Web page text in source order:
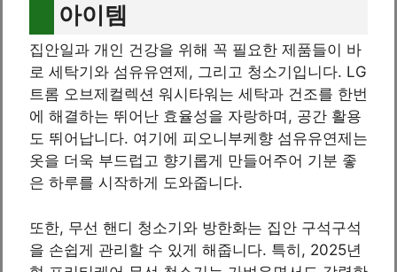
아이템
집안일과 개인 건강을 위해 꼭 필요한 제품들이 바
로 세탁기와 섬유유연제, 그리고 청소기입니다. LG
트롬 오브제컬렉션 워시타워는 세탁과 건조를 한번
에 해결하는 뛰어난 효율성을 자랑하며, 공간 활용
도 뛰어납니다. 여기에 피오니부케향 섬유유연제는
옷을 더욱 부드럽고 향기롭게 만들어주어 기분 좋
은 하루를 시작하게 도와줍니다.
또한, 무선 핸디 청소기와 방한화는 집안 구석구석
을 손쉽게 관리할 수 있게 해줍니다. 특히, 2025년